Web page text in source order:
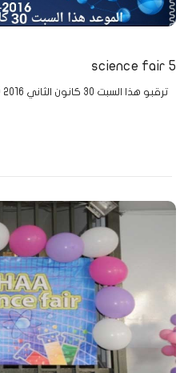
science fair 5
ترقبو هذا السبت 30 كانون الثاني 2016 (science fair 5)